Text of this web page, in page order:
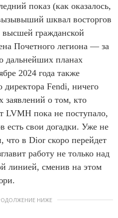
показ (как оказалось,
шквал восторгов
гражданской
Почетного легиона — за
дальнейших планах
2024 года также
директора Fendi, ничего
заявлений о том, кто
LVMH пока не поступало,
есть свои догадки. Уже не
что в Dior скоро перейдет
работу не только над
линией, сменив на этом
НИЖЕ